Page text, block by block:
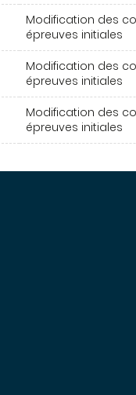
Modification des
épreuves initiales
Modification des
épreuves initiales
Modification des
épreuves initiales